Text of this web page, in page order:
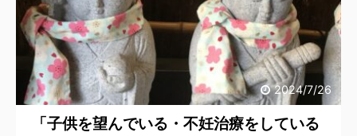
2024/7/26
「子供を望んでいる・不妊治療をしている